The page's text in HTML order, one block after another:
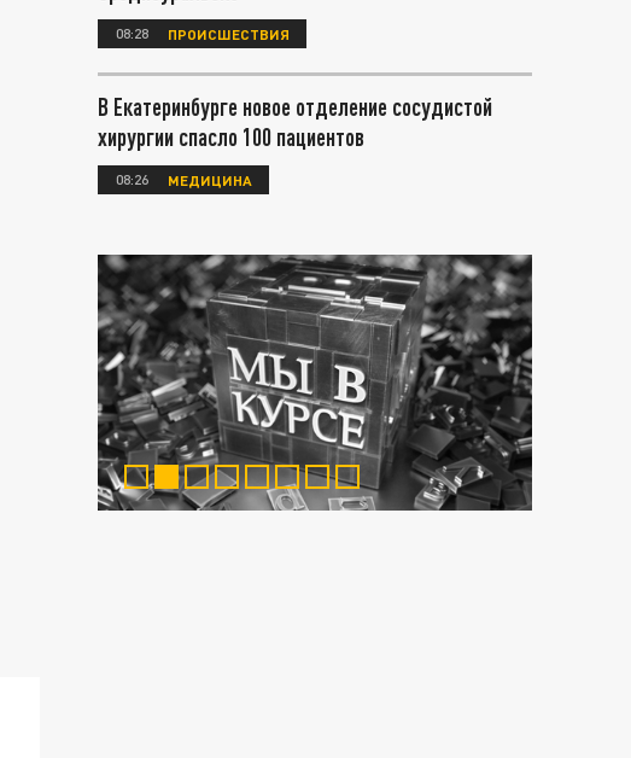
08:28 ПРОИСШЕСТВИЯ
В Екатеринбурге новое отделение сосудистой
хирургии спасло 100 пациентов
08:26 МЕДИЦИНА